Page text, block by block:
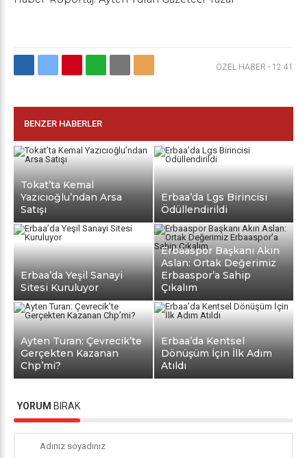
ÖZEL HABER - 12:41
BENZER HABERLER
Tokat’ta Kemal
Yazıcıoğlu’ndan Arsa
Satışı
Erbaa’da Lgs Birincisi
Ödüllendirildi
Erbaa’da Yeşil Sanayi
Sitesi Kuruluyor
Erbaaspor Başkanı Akın
Aslan: Ortak Değerimiz
Erbaaspor’a Sahip
Çıkalım
Ayten Turan: Çevrecik’te
Gerçekten Kazanan
Chp’mi?
Erbaa’da Kentsel
Dönüşüm İçin İlk Adım
Atıldı
YORUM BIRAK